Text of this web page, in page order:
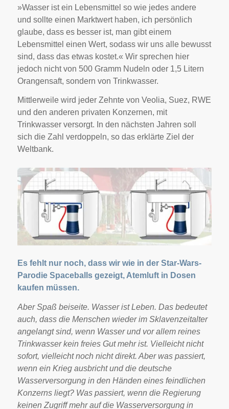
»Wasser ist ein Lebensmittel so wie jedes andere
und sollte einen Marktwert haben, ich persönlich
glaube, dass es besser ist, man gibt einem
Lebensmittel einen Wert, sodass wir uns alle bewusst
sind, dass das etwas kostet.« Wir sprechen hier
jedoch nicht von 500 Gramm Nudeln oder 1,5 Litern
Orangensaft, sondern von Trinkwasser.
Mittlerweile wird jeder Zehnte von Veolia, Suez, RWE
und den anderen privaten Konzernen, mit
Trinkwasser versorgt. In den nächsten Jahren soll
sich die Zahl verdoppeln, so das erklärte Ziel der
Weltbank.
Es fehlt nur noch, dass wir wie in der Star-Wars-
Parodie Spaceballs gezeigt, Atemluft in Dosen
kaufen müssen.
Aber Spaß beiseite. Wasser ist Leben. Das bedeutet
auch, dass die Menschen wieder im Sklavenzeitalter
angelangt sind, wenn Wasser und vor allem reines
Trinkwasser kein freies Gut mehr ist. Vielleicht nicht
sofort, vielleicht noch nicht direkt. Aber was passiert,
wenn ein Krieg ausbricht und die deutsche
Wasserversorgung in den Händen eines feindlichen
Konzerns liegt? Was passiert, wenn die Regierung
keinen Zugriff mehr auf die Wasserversorgung in